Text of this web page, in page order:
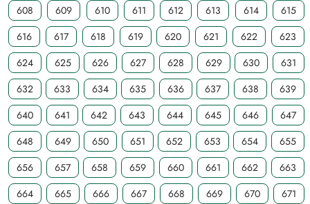
608
609 610 611 612 613 614
615
616
617 618 619 620 621 622
623
624
625 626 627 628 629 630
631
632
633 634 635 636 637 638
639
640
641 642 643 644 645 646
647
648
649 650 651 652 653 654
655
656
657 658 659 660 661 662
663
664
665 666 667 668 669 670
671